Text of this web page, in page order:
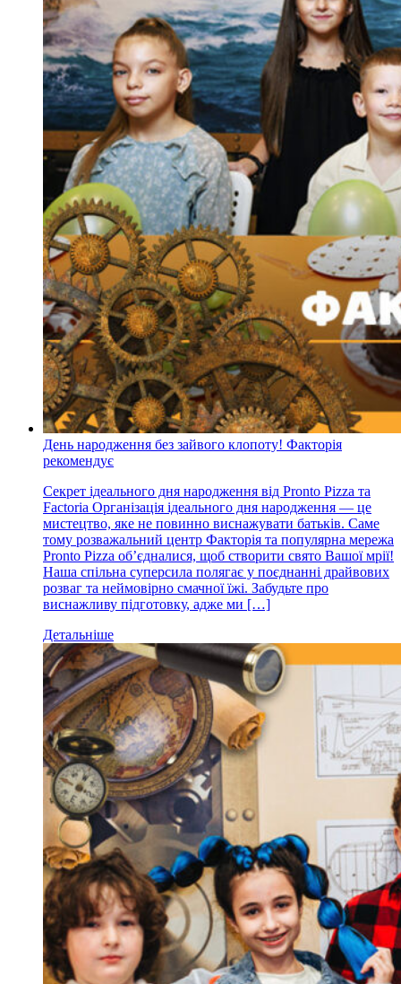
День народження без зайвого клопоту! Факторія
рекомендує
Секрет ідеального дня народження від Pronto Pizza та
Factoria Організація ідеального дня народження — це
мистецтво, яке не повинно виснажувати батьків. Саме
тому розважальний центр Факторія та популярна мережа
Pronto Pizza об’єдналися, щоб створити свято Вашої мрії!
Наша спільна суперсила полягає у поєднанні драйвових
розваг та неймовірно смачної їжі. Забудьте про
виснажливу підготовку, адже ми […]
Детальніше